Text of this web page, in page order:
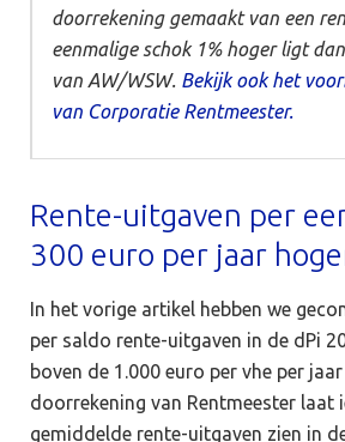
doorrekening gemaakt van een
eenmalige schok 1% hoger ligt
van AW/WSW. Bekijk ook het
van Corporatie Rentmeester.
Rente-uitgaven per
300 euro per jaar
In het vorige artikel hebben we
per saldo rente-uitgaven in de dPi
boven de 1.000 euro per vhe per
doorrekening van Rentmeester laat
gemiddelde rente-uitgaven zien in